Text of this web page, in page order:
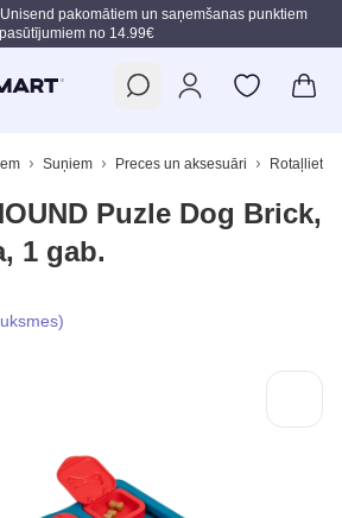
pakomātiem un saņemšanas punktiem
pasūtījumiem no 14.99€
Suņiem Preces un aksesuāri Rotaļlietas
Puzle Dog Brick,
1 gab.